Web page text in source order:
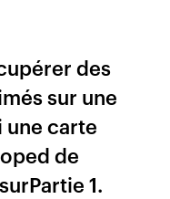
des
sur une
une carte
de
1.